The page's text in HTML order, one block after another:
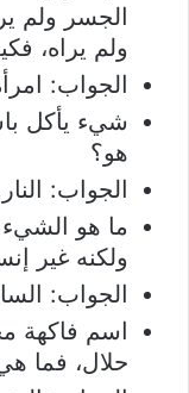
الجسر ولم
ولم يراه،
الجواب:
شيء يأكل
هو؟
الجواب:
ما هو
ولكنه غير
الجواب:
اسم فاكهة
حلال، فما